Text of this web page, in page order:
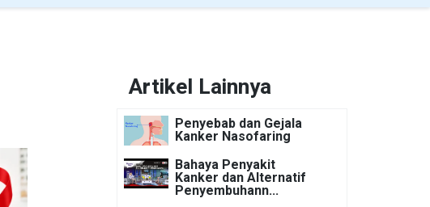
Artikel Lainnya
Penyebab dan Gejala
Kanker Nasofaring
Bahaya Penyakit
Kanker dan Alternatif
Penyembuhann...